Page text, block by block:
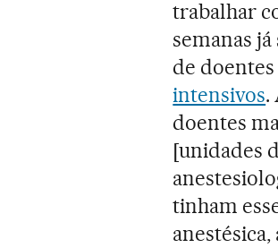
trabalhar
semanas
de doentes
intensivos.
doentes
[unidades
tinham